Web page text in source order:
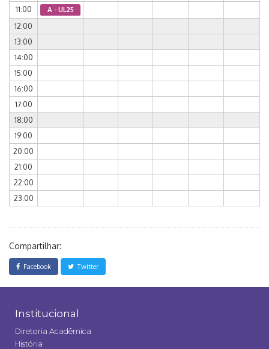
11:00 A - UL25
12:00
13:00
14:00
15:00
16:00
17:00
18:00
19:00
20:00
21:00
22:00
23:00
Compartilhar:
Facebook Twitter
Institucional
Diretoria Acadêmica
História